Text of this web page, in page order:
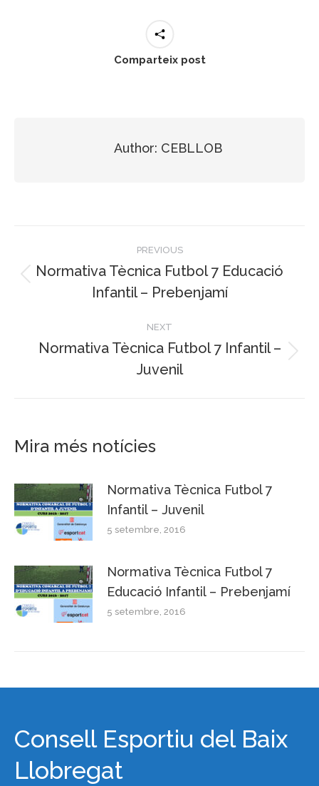
Comparteix post
Author: CEBLLOB
navigation
PREVIOUS
post:
Normativa Tècnica Futbol 7 Educació
Infantil – Prebenjamí
NEXT
post:
Normativa Tècnica Futbol 7 Infantil –
Juvenil
Mira més notícies
Normativa Tècnica Futbol 7
Infantil – Juvenil
5 setembre, 2016
Normativa Tècnica Futbol 7
Educació Infantil – Prebenjamí
5 setembre, 2016
Consell Esportiu del Baix
Llobregat